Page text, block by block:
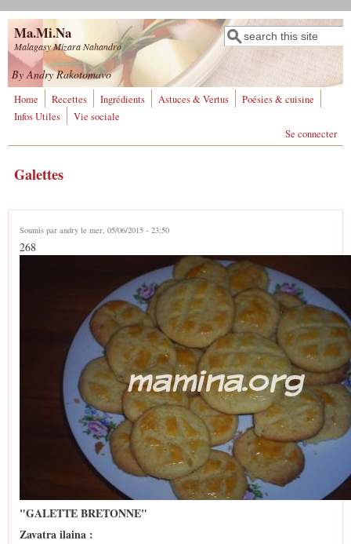
Aller au contenu principal
Ma.Mi.Na
Malagasy Mizara Nahandro
Formulaire de
recherche
Rechercher
By Andry Rakotomavo
Home Recettes Ingrédients Astuces & Vertus
Poésies & cuisine
Infos Utiles
Vie sociale
Se connecter
Galettes
Soumis par andry le mer, 05/06/2015 - 23:50
268
"GALETTE BRETONNE"
Zavatra ilaina :